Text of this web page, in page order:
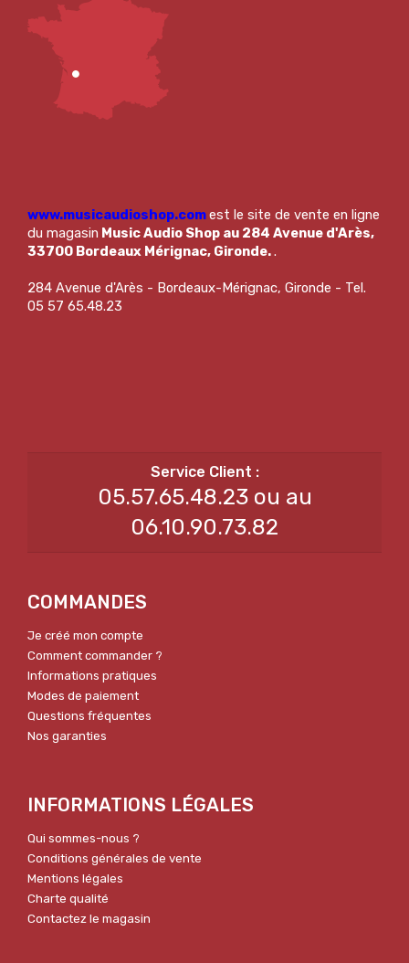
www.musicaudioshop.comest le site de vente en ligne
du magasin Music Audio Shop au 284 Avenue d'Arès,
33700 Bordeaux Mérignac, Gironde..
284 Avenue d'Arès - Bordeaux-Mérignac, Gironde - Tel.
05 57 65.48.23
05.57.65.48.23 ou au
06.10.90.73.82
COMMANDES
Je créé mon compte
Comment commander ?
Informations pratiques
Modes de paiement
Questions fréquentes
Nos garanties
INFORMATIONS LÉGALES
Qui sommes-nous ?
Conditions générales de vente
Mentions légales
Charte qualité
Contactez le magasin